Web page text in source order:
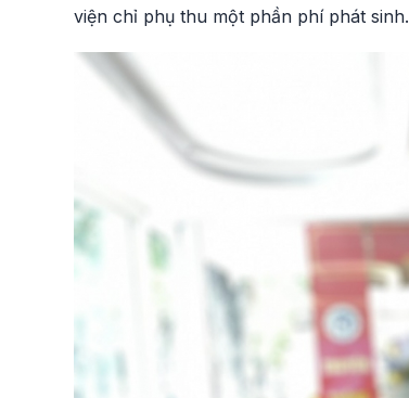
viện chỉ phụ thu một phần phí phát sinh.